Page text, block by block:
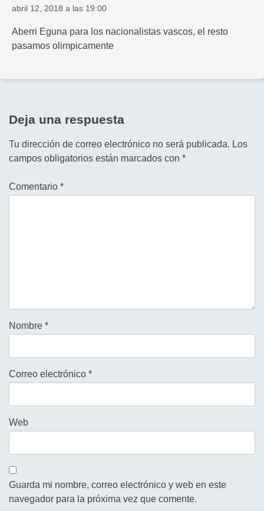
abril 12, 2018 a las 19:00
Aberri Eguna para los nacionalistas vascos, el resto
pasamos olimpicamente
Deja una respuesta
Tu dirección de correo electrónico no será publicada. Los
campos obligatorios están marcados con *
Comentario *
Nombre *
Correo electrónico *
Web
Guarda mi nombre, correo electrónico y web en este
navegador para la próxima vez que comente.